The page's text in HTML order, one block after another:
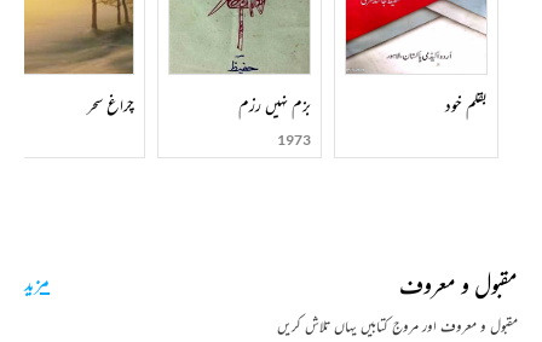
بقلم خود بزم نہیں رزم
1973
چراغ سحر
مقبول و معروف
مقبول و معروف اور مروج کتابیں یہاں تلاش کریں
مزید